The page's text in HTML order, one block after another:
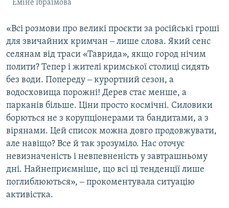
Еміне Ібраїмова
«Всі розмови про великі проєкти за російські гроші
для звичайних кримчан ‒ лише слова. Який сенс
селянам від траси «Таврида», якщо город нічим
полити? Тепер і жителі кримської столиці сидять
без води. Попереду ‒ курортний сезон, а
водосховища порожні! Дерев стає менше, а
парканів більше. Ціни просто космічні. Силовики
борються не з корупціонерами та бандитами, а з
вірянами. Цей список можна довго продовжувати,
але навіщо? Все й так зрозуміло. Нас оточує
невизначеність і невпевненість у завтрашньому
дні. Найнеприємніше, що всі ці тенденції лише
поглиблюються», ‒ прокоментувала ситуацію
активістка.